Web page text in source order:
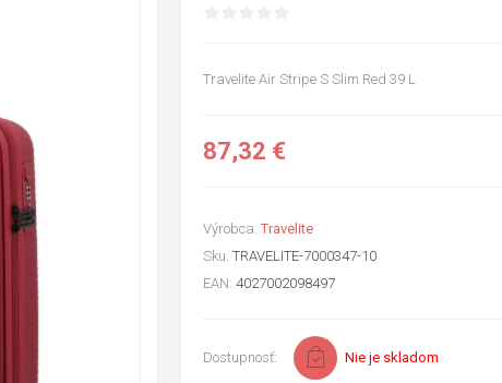
Travelite Air Stripe S Slim Red 39 L
87,32 €
Výrobca: Travelite
Sku: TRAVELITE-7000347-10
EAN: 4027002098497
Dostupnosť: Nie je skladom